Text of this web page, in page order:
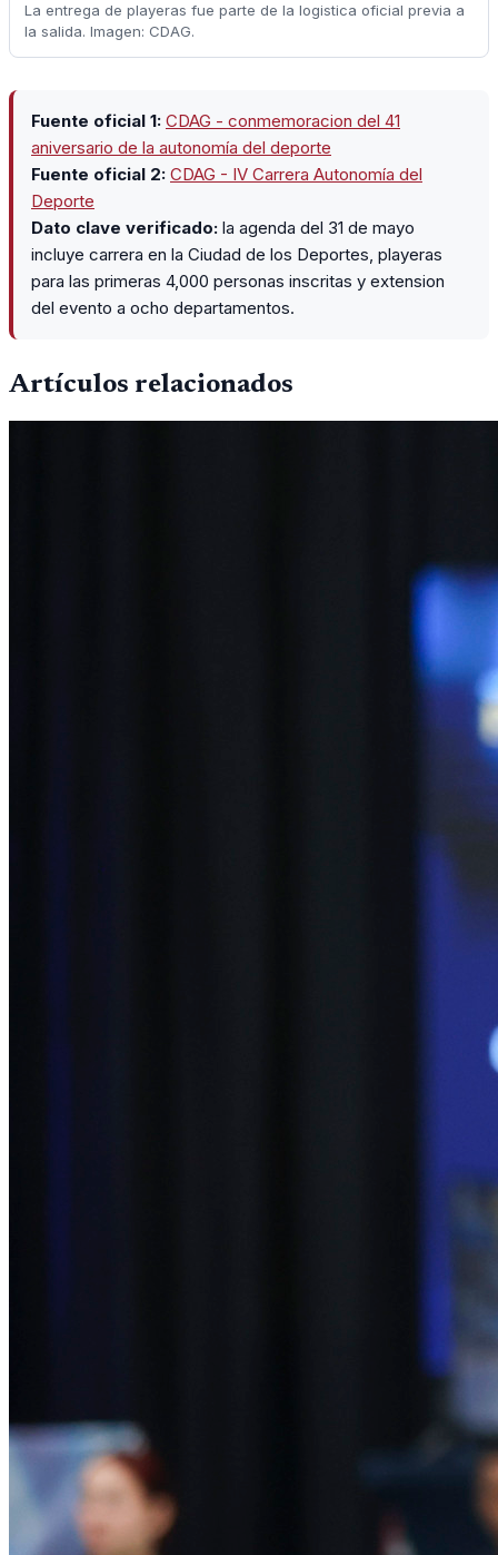
La entrega de playeras fue parte de la logistica oficial previa a
la salida. Imagen: CDAG.
Fuente oficial 1: CDAG - conmemoracion del 41
aniversario de la autonomía del deporte
Fuente oficial 2: CDAG - IV Carrera Autonomía del
Deporte
Dato clave verificado: la agenda del 31 de mayo
incluye carrera en la Ciudad de los Deportes, playeras
para las primeras 4,000 personas inscritas y extension
del evento a ocho departamentos.
Artículos relacionados